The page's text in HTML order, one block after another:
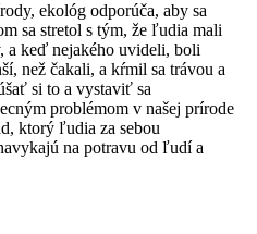
ekológ odporúča, aby sa
sa stretol s tým, že ľudia mali
a keď nejakého uvideli, boli
než čakali, a kŕmil sa trávou a
si to a vystaviť sa
problémom v našej prírode
ktorý ľudia za sebou
na potravu od ľudí a